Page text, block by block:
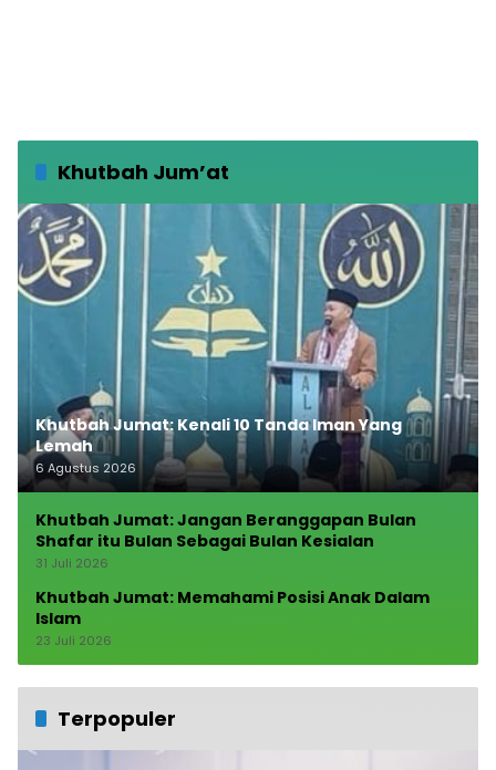
Khutbah Jum’at
Khutbah Jumat: Kenali 10 Tanda Iman Yang
Lemah
6 Agustus 2026
Khutbah Jumat: Jangan Beranggapan Bulan
Shafar itu Bulan Sebagai Bulan Kesialan
31 Juli 2026
Khutbah Jumat: Memahami Posisi Anak Dalam
Islam
23 Juli 2026
Terpopuler